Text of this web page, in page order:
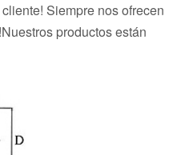
Siempre nos ofrecen
productos están